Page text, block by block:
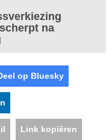
na
op Bluesky
Link kopiëren